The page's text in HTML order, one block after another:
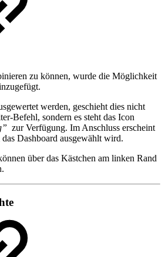
zu können, wurde die Möglichkeit
werden, geschieht dies nicht
Befehl, sondern es steht das Icon
zur Verfügung. Im Anschluss erscheint
Dashboard ausgewählt wird.
über das Kästchen am linken Rand